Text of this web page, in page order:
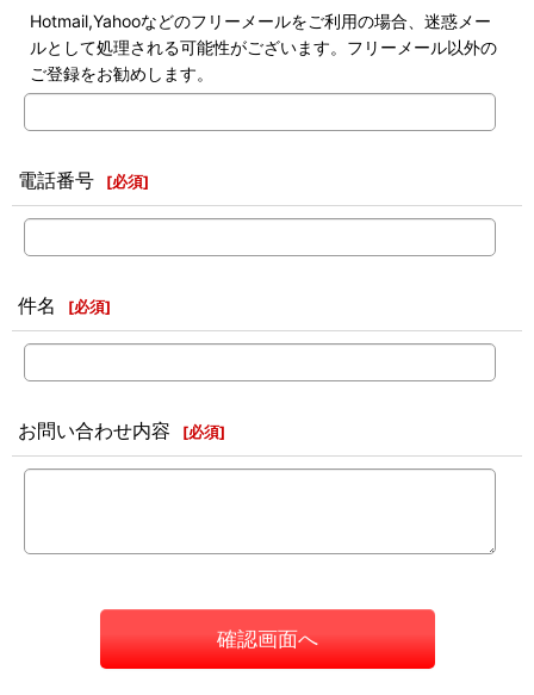
Hotmail,Yahooなどのフリーメールをご利用の場合、迷惑メー
ルとして処理される可能性がございます。フリーメール以外の
ご登録をお勧めします。
電話番号 [必須]
件名 [必須]
お問い合わせ内容 [必須]
確認画面へ